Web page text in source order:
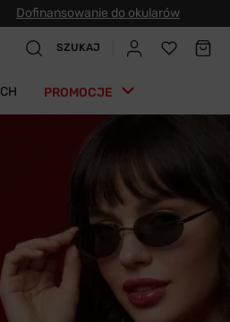
Dofinansowanie do okularów
SZUKAJ
PROMOCJE